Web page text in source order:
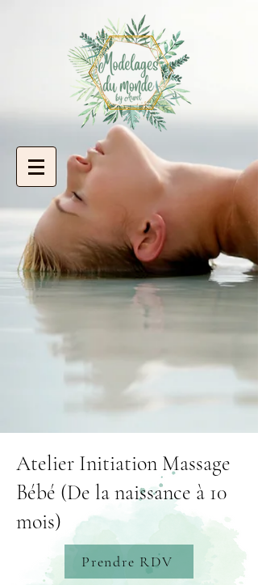
Atelier Initiation Massage
Bébé (De la naissance à 10
mois)
Prendre RDV